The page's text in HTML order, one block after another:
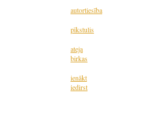
autortiesība
pīkstulis
ateja
birkas
ienākt
iedirst